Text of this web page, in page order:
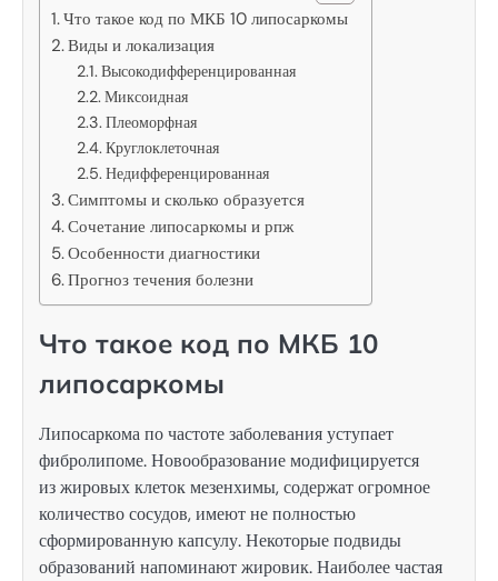
Что такое код по МКБ 10 липосаркомы
Виды и локализация
Высокодифференцированная
Миксоидная
Плеоморфная
Круглоклеточная
Недифференцированная
Симптомы и сколько образуется
Сочетание липосаркомы и рпж
Особенности диагностики
Прогноз течения болезни
Что такое код по МКБ 10
липосаркомы
Липосаркома по частоте заболевания уступает
фибролипоме. Новообразование модифицируется
из жировых клеток мезенхимы, содержат огромное
количество сосудов, имеют не полностью
сформированную капсулу. Некоторые подвиды
образований напоминают жировик. Наиболее частая